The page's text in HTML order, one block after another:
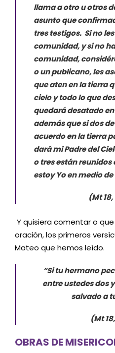
llama a otro u otros
asunto que
tres testigos. Si no
comunidad, y si no
comunidad,
o un publicano, les
que aten en la tierra
cielo y todo lo que
quedará desatado
además que si dos
acuerdo en la tierra
dará mi Padre del
o tres están
estoy Yo en medio de
(Mt
Y quisiera comentar o
oración, los primeros
Mateo que hemos leído.
“Si tu hermano
entre ustedes dos
salvado a
(Mt
OBRAS DE